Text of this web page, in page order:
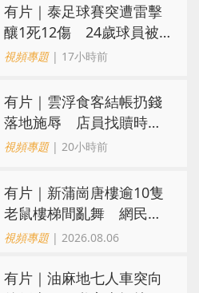
有片｜泰足球賽突遭雷擊
釀1死12傷 24歲球員被
閃電劈中亡
視頻專題| 17小時前
​有片｜雲浮食客結帳扔錢
落地施辱 店員找贖時還
施彼身獲老闆肯定
視頻專題| 20小時前
有片｜新蒲崗唐樓逾10隻
老鼠樓梯間亂舞 網民嚇
親：每次經過都要好大勇
視頻專題| 2026.08.06
有片｜油麻地七人車突向